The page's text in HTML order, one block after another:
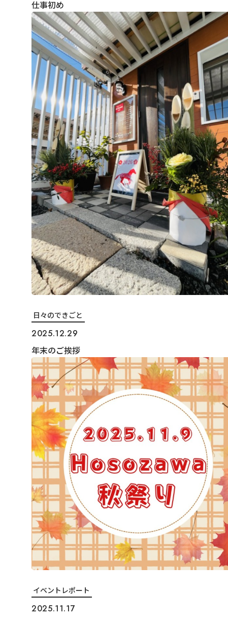
仕事初め
日々のできごと
2025.12.29
年末のご挨拶
イベントレポート
2025.11.17